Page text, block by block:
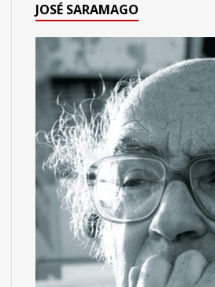
JOSÉ SARAMAGO